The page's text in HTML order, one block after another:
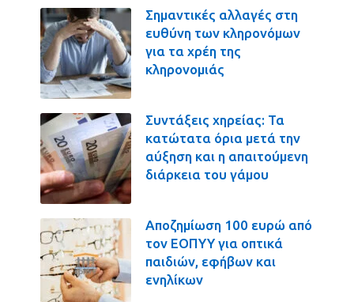
Σημαντικές αλλαγές στη
ευθύνη των κληρονόμων
για τα χρέη της
κληρονομιάς
Συντάξεις χηρείας: Τα
κατώτατα όρια μετά την
αύξηση και η απαιτούμενη
διάρκεια του γάμου
Αποζημίωση 100 ευρώ από
τον ΕΟΠΥΥ για οπτικά
παιδιών, εφήβων και
ενηλίκων